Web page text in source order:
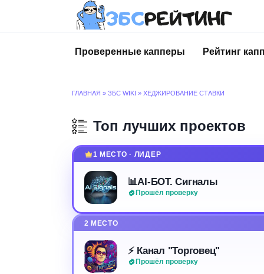
Проверенные капперы
Рейтинг
ГЛАВНАЯ » ЗБС WIKI » ХЕДЖИРОВАНИЕ СТАВКИ
Топ лучших проектов
1 МЕСТО · ЛИДЕР
📊AI-БОТ. Сигналы
Прошёл проверку
2 МЕСТО
⚡️ Канал "Торговец"
Прошёл проверку